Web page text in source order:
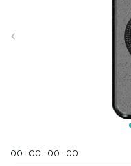
00 : 00 : 00 : 00